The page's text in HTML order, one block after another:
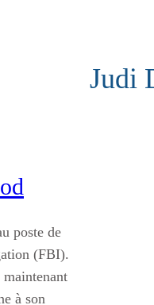
Judi
poste de
(FBI).
à son